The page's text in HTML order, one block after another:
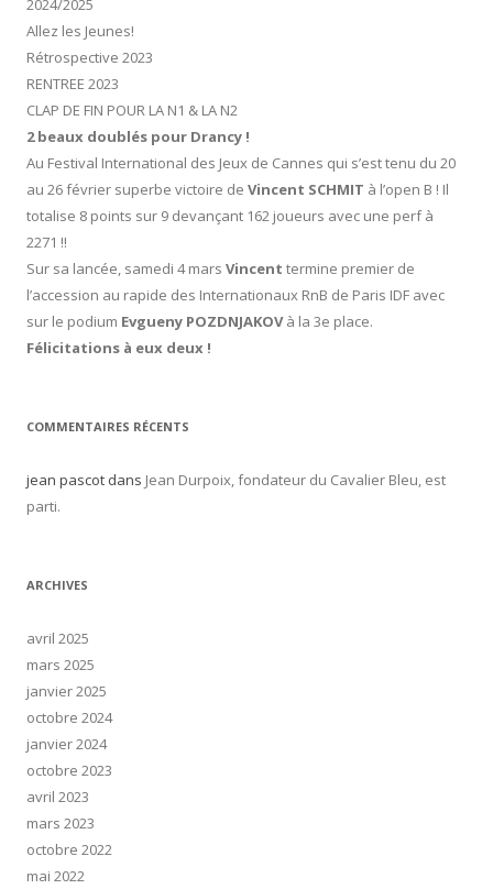
2024/2025
Allez les Jeunes!
Rétrospective 2023
RENTREE 2023
CLAP DE FIN POUR LA N1 & LA N2
2 beaux doublés pour Drancy !
Au Festival International des Jeux de Cannes qui s’est tenu du 20
au 26 février superbe victoire de Vincent SCHMIT à l’open B ! Il
totalise 8 points sur 9 devançant 162 joueurs avec une perf à
2271 !!
Sur sa lancée, samedi 4 mars Vincent termine premier de
l’accession au rapide des Internationaux RnB de Paris IDF avec
sur le podium Evgueny POZDNJAKOVà la 3e place.
Félicitations à eux deux !
COMMENTAIRES RÉCENTS
jean pascot dans Jean Durpoix, fondateur du Cavalier Bleu, est
parti.
ARCHIVES
avril 2025
mars 2025
janvier 2025
octobre 2024
janvier 2024
octobre 2023
avril 2023
mars 2023
octobre 2022
mai 2022